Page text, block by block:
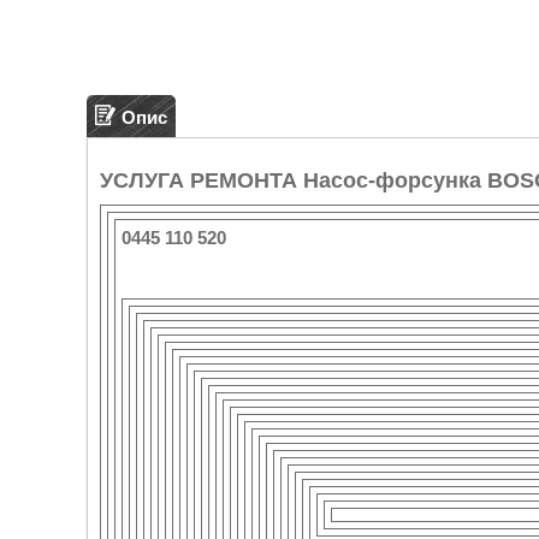
Опис
УСЛУГА РЕМОНТА Насос-форсунка
0445 110 520